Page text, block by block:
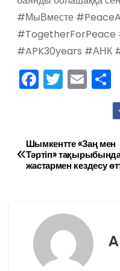
#МыВместе
#APK30years #АНК
F
a
e
b
o
k
T
w
er
E
m
l
О
а
Н
а
Шымкентте «Заң мен
Тәртіп»
жастармен кездесу